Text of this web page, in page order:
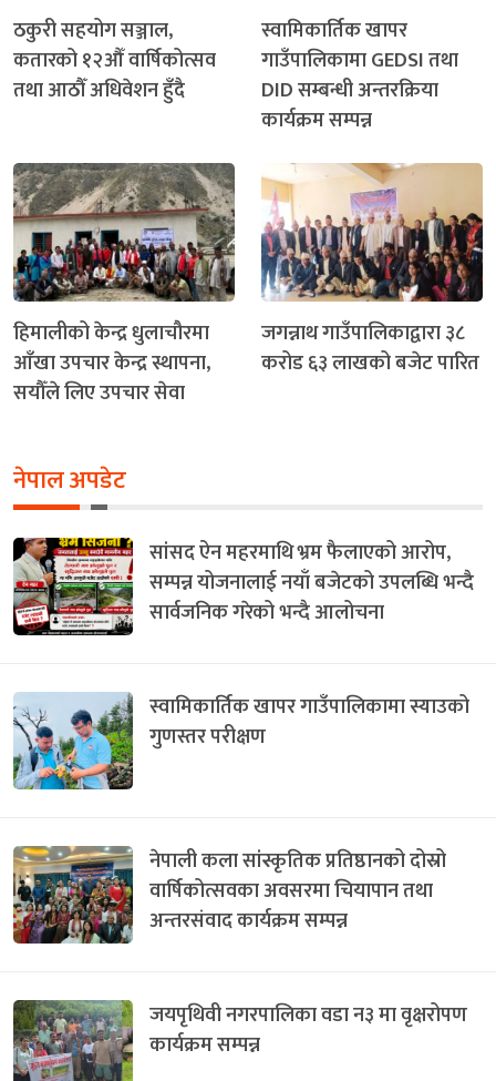
ठकुरी सहयोग सञ्जाल,
कतारको १२औँ वार्षिकोत्सव
तथा आठौँ अधिवेशन हुँदै
स्वामिकार्तिक खापर
गाउँपालिकामा GEDSI तथा
DID सम्बन्धी अन्तरक्रिया
कार्यक्रम सम्पन्न
हिमालीको केन्द्र धुलाचौरमा
आँखा उपचार केन्द्र स्थापना,
सयौँले लिए उपचार सेवा
जगन्नाथ गाउँपालिकाद्वारा ३८
करोड ६३ लाखको बजेट पारित
नेपाल अपडेट
सांसद ऐन महरमाथि भ्रम फैलाएको आरोप,
सम्पन्न योजनालाई नयाँ बजेटको उपलब्धि भन्दै
सार्वजनिक गरेको भन्दै आलोचना
स्वामिकार्तिक खापर गाउँपालिकामा स्याउको
गुणस्तर परीक्षण
नेपाली कला सांस्कृतिक प्रतिष्ठानको दोस्रो
वार्षिकोत्सवका अवसरमा चियापान तथा
अन्तरसंवाद कार्यक्रम सम्पन्न
जयपृथिवी नगरपालिका वडा न३ मा वृक्षरोपण
कार्यक्रम सम्पन्न